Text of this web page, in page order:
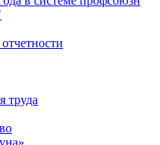
труда